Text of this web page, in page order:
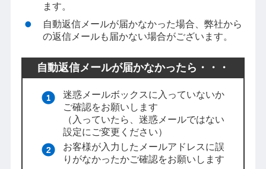
ます。
自動返信メールが届かなかった場合、弊社から
の返信メールも届かない場合がございます。
自動返信メールが届かなかったら・・・
迷惑メールボックスに入っていないか
ご確認をお願いします
（入っていたら、迷惑メールではない
設定にご変更ください）
お客様が入力したメールアドレスに誤
りがなかったかご確認をお願いします